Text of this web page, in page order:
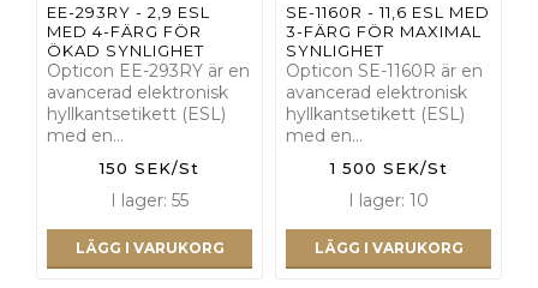
EE-293RY - 2,9 ESL
MED 4-FÄRG FÖR
ÖKAD SYNLIGHET
Opticon EE-293RY är en
avancerad elektronisk
hyllkantsetikett (ESL)
med en…
150 SEK/St
I lager: 55
LÄGG I VARUKORG
SE-1160R - 11,6 ESL MED
3-FÄRG FÖR MAXIMAL
SYNLIGHET
Opticon SE-1160R är en
avancerad elektronisk
hyllkantsetikett (ESL)
med en…
1 500 SEK/St
I lager: 10
LÄGG I VARUKORG